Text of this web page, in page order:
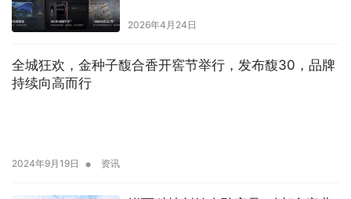
2026年4月24日
全城狂欢，金种子馥合香开窖节举行，发布馥30，品牌
持续向高而行
2024年9月19日 • 资讯